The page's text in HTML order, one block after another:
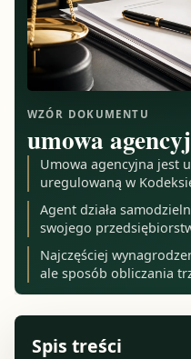
WZÓR DOKUMENTU
umowa
Umowa agencyjna jest
uregulowaną w
Agent działa
swojego
Najczęściej
ale sposób obliczania
Spis treści